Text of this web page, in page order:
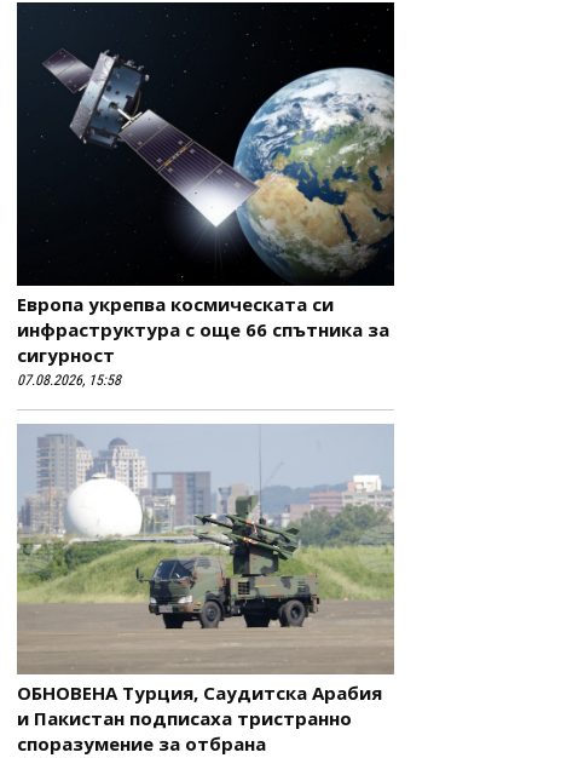
Европа укрепва космическата си
инфраструктура с още 66 спътника за
сигурност
07.08.2026, 15:58
ОБНОВЕНА Турция, Саудитска Арабия
и Пакистан подписаха тристранно
споразумение за отбрана